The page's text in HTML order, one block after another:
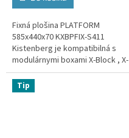
Fixná plošina PLATFORM
585x440x70 KXBPFIX-S411
Kistenberg je kompatibilná s
modulárnymi boxami X-Block , X-
Block Solid...
Tip